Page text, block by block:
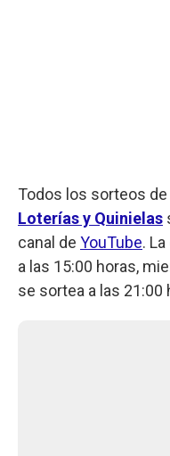
Todos los sorteos de
Loterías y Quinielas
canal de YouTube.
a las 15:00 horas,
se sortea a las 21:00